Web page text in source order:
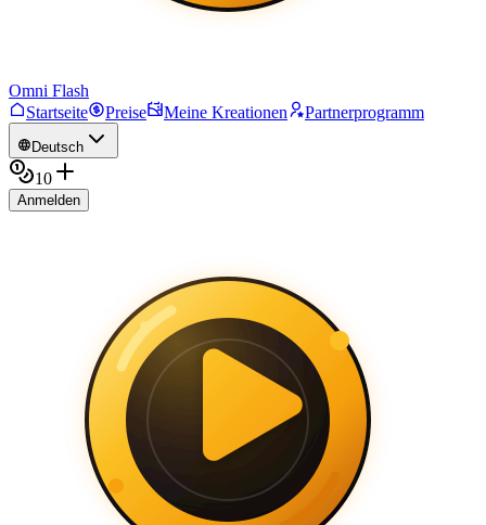
Omni Flash
Startseite
Preise Meine Kreationen Partnerprogramm
Deutsch
10
Anmelden